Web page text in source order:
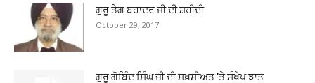
ਗੁਰੂ ਤੇਗ ਬਹਾਦਰ ਜੀ ਦੀ ਸ਼ਹੀਦੀ
October 29, 2017
ਗੁਰੂ ਗੋਬਿੰਦ ਸਿੰਘ ਜੀ ਦੀ ਸ਼ਖ਼ਸੀਅਤ ’ਤੇ ਸੰਖੇਪ ਝਾਤ